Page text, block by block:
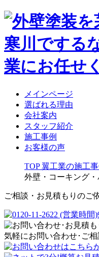
メインページ
選ばれる理由
会社案内
スタッフ紹介
施工事例
お客様の声
TOP 翼工業の施工事
外壁・コーキング
ご相談・お見積もりのご